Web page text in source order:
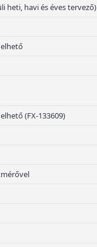
heti, havi és éves tervező)
(FX-133609)